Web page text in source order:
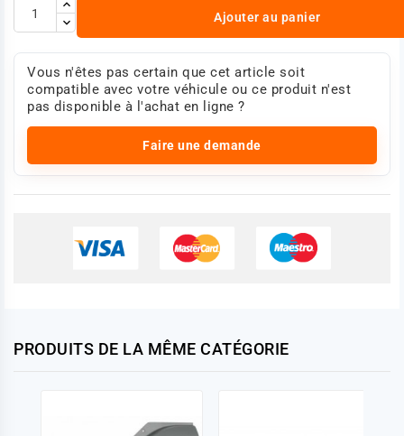
Ajouter au panier
Vous n'êtes pas certain que cet article soit
compatible avec votre véhicule ou ce produit n'est
pas disponible à l'achat en ligne ?
Faire une demande
PRODUITS DE LA MÊME CATÉGORIE